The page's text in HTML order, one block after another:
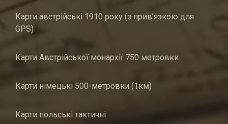
Карти австрійські 1910 року (з прив’язкою для
GPS)
Карти Австрійської монархії 750 метровки
Карти німецькі 500-метровки (1км)
Карти польські тактичні